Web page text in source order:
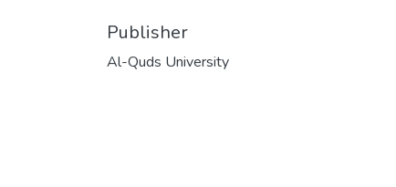
Publisher
Al-Quds University